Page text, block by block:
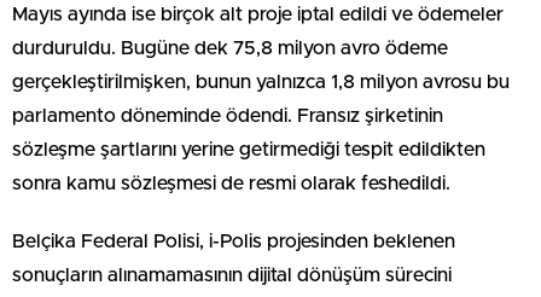
Mayıs ayında ise birçok alt proje iptal edildi ve ödemeler
durduruldu. Bugüne dek 75,8 milyon avro ödeme
gerçekleştirilmişken, bunun yalnızca 1,8 milyon avrosu bu
parlamento döneminde ödendi. Fransız şirketinin
sözleşme şartlarını yerine getirmediği tespit edildikten
sonra kamu sözleşmesi de resmi olarak feshedildi.
Belçika Federal Polisi, i-Polis projesinden beklenen
sonuçların alınamamasının dijital dönüşüm sürecini